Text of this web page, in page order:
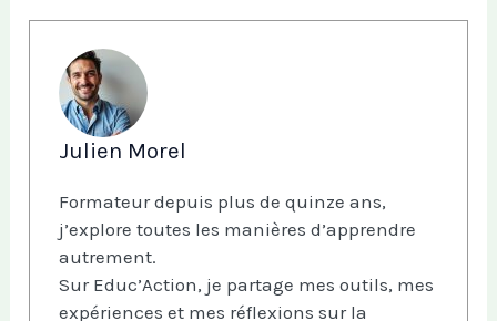
Julien Morel
Formateur depuis plus de quinze ans,
j’explore toutes les manières d’apprendre
autrement.
Sur Educ’Action, je partage mes outils, mes
expériences et mes réflexions sur la